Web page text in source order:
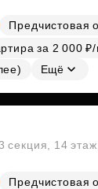
Предчистовая
за 2 000
Ещё
секция, 14
Предчистовая